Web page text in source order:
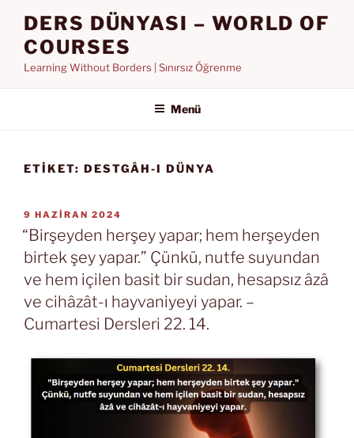
DERS DÜNYASI – WORLD OF
COURSES
Learning Without Borders | Sınırsız Öğrenme
Menü
ETIKET: DESTGÂH-I DÜNYA
YAYIM
TARIHI
9 HAZIRAN 2024
“Birşeyden herşey yapar; hem herşeyden
birtek şey yapar.” Çünkü, nutfe suyundan
ve hem içilen basit bir sudan, hesapsız âzâ
ve cihâzât-ı hayvaniyeyi yapar. –
Cumartesi Dersleri 22. 14.